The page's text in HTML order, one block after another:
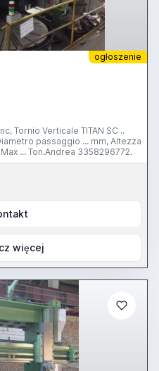
ogłoszenie
Tornio Verticale TITAN SC ..
passaggio ... mm, Altezza
... Ton.Andrea 3358296772.
więcej